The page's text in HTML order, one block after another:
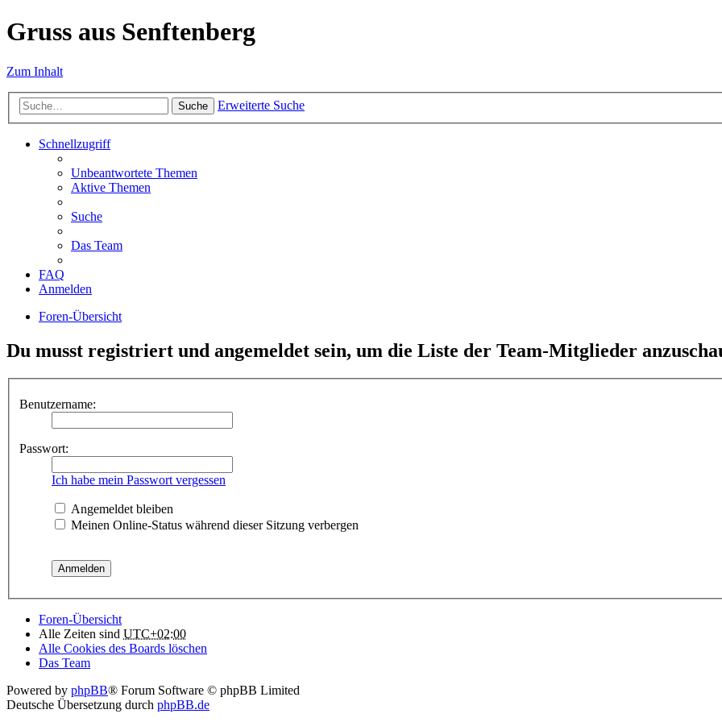
Gruss aus Senftenberg
Zum Inhalt
Suche Erweiterte Suche
Schnellzugriff
Unbeantwortete Themen
Aktive Themen
Suche
Das Team
FAQ
Anmelden
Foren-Übersicht
Du musst registriert und angemeldet sein, um die Liste der Team-Mitglieder
Benutzername:
Passwort:
Ich habe mein Passwort vergessen
Angemeldet bleiben
Meinen Online-Status während dieser Sitzung verbergen
Foren-Übersicht
Alle Zeiten sind UTC+02:00
Alle Cookies des Boards löschen
Das Team
Powered by phpBB® Forum Software © phpBB Limited
Deutsche Übersetzung durch phpBB.de